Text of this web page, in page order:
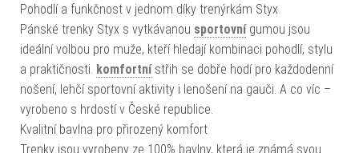
Pohodlí a funkčnost v jednom díky trenýrkám Styx
Pánské trenky Styx s vytkávanou sportovnígumou jsou
ideální volbou pro muže, kteří hledají kombinaci pohodlí, stylu
a praktičnosti. komfortnístřih se dobře hodí pro každodenní
nošení, lehčí sportovní aktivity i lenošení na gauči. A co víc –
vyrobeno s hrdostí v České republice.
Kvalitní bavlna pro přirozený komfort
Trenky jsou vyrobeny ze 100% bavlny, která je známá svou